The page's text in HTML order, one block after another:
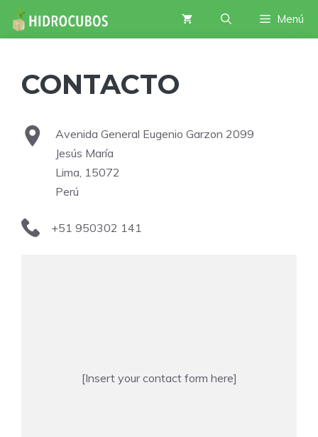
Saltar
Menú
CONTACTO
Avenida General Eugenio Garzon 2099
Jesús María
Lima, 15072
Perú
+51 950302 141
[Insert your contact form here]